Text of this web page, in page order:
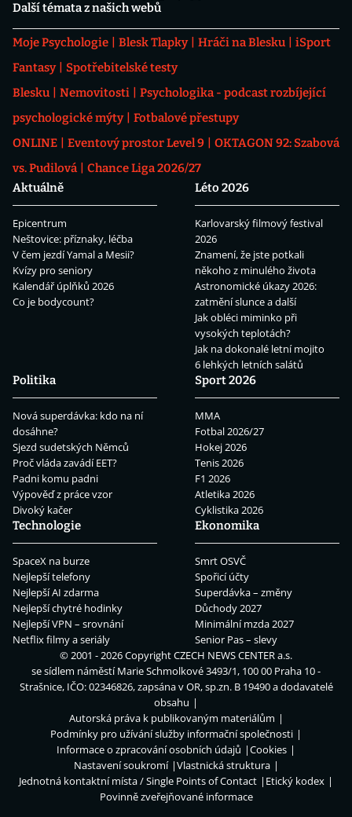
Další témata z našich webů
Moje Psychologie Blesk Tlapky Hráči na Blesku
iSport
Fantasy
Spotřebitelské testy
Blesku
Nemovitosti
Psychologika - podcast rozbíjející
psychologické mýty
Fotbalové přestupy
ONLINE
Eventový prostor Level 9
OKTAGON 92: Szabová
vs. Pudilová
Chance Liga 2026/27
Aktuálně
Epicentrum
Neštovice: příznaky, léčba
V čem jezdí Yamal a Mesii?
Kvízy pro seniory
Kalendář úplňků 2026
Co je bodycount?
Léto 2026
Karlovarský filmový festival
2026
Znamení, že jste potkali
někoho z minulého života
Astronomické úkazy 2026:
zatmění slunce a další
Jak obléci miminko při
vysokých teplotách?
Jak na dokonalé letní mojito
6 lehkých letních salátů
Politika
Nová superdávka: kdo na ní
dosáhne?
Sjezd sudetských Němců
Proč vláda zavádí EET?
Padni komu padni
Výpověď z práce vzor
Divoký kačer
Sport 2026
MMA
Fotbal 2026/27
Hokej 2026
Tenis 2026
F1 2026
Atletika 2026
Cyklistika 2026
Technologie
SpaceX na burze
Nejlepší telefony
Nejlepší AI zdarma
Nejlepší chytré hodinky
Nejlepší VPN – srovnání
Netflix filmy a seriály
Ekonomika
Smrt OSVČ
Spořicí účty
Superdávka – změny
Důchody 2027
Minimální mzda 2027
Senior Pas – slevy
© 2001 - 2026 CopyrightCZECH NEWS CENTER a.s.
se sídlem náměstí Marie Schmolkové 3493/1, 100 00 Praha 10 -
Strašnice, IČO: 02346826, zapsána v OR, sp.zn. B 19490 a dodavatelé
obsahu
Autorská práva k publikovaným materiálům
Podmínky pro užívání služby informační společnosti
Informace o zpracování osobních údajů
Cookies
Nastavení soukromí
Vlastnická struktura
Jednotná kontaktní místa / Single Points of Contact
Etický kodex
Povinně zveřejňované informace